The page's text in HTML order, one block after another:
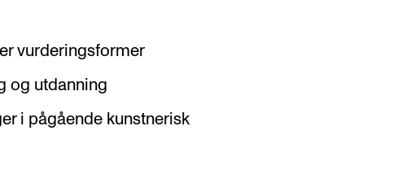
vurderingsformer
og utdanning
i pågående kunstnerisk